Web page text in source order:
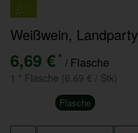
Weißwein, Landparty
6,69 € * / Flasche
1 * Flasche (6,69 € / Stk)
Flasche